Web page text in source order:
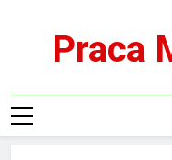
Praca